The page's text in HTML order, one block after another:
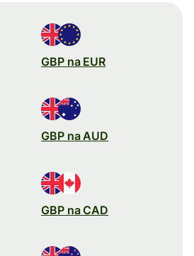
GBP na EUR
GBP na AUD
GBP na CAD